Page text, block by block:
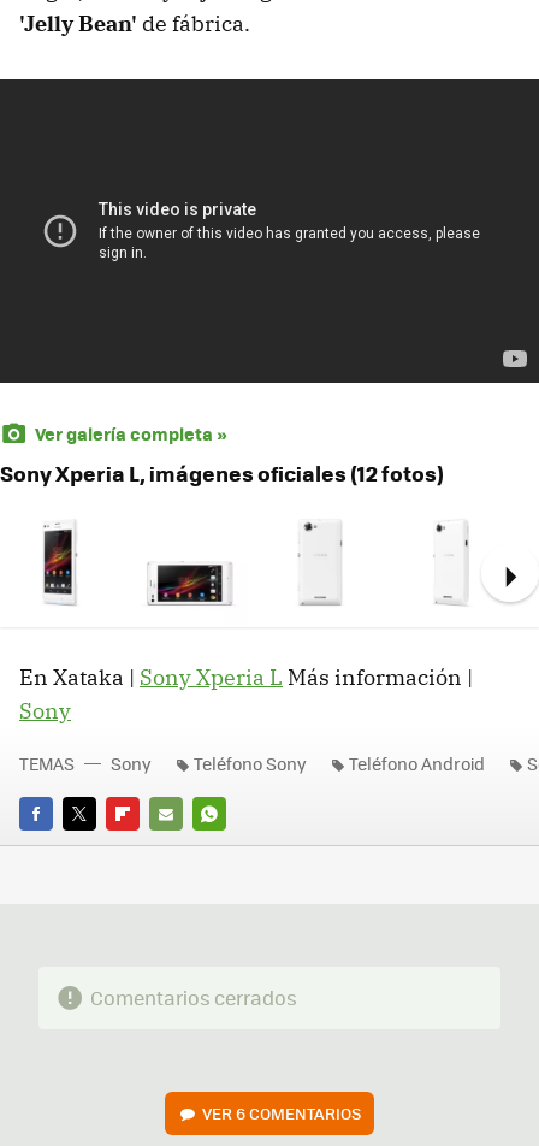
'Jelly Bean' de fábrica.
Ver galería completa »
Sony Xperia L, imágenes oficiales (12 fotos)
En Xataka | Sony Xperia L Más información |
Sony
FACEBOOK
TWITTERFLIPBOARD
E-
WHATSAPP
TEMAS Sony Teléfono Sony Teléfono Android
Comentarios cerrados
VER6 COMENTARIOS